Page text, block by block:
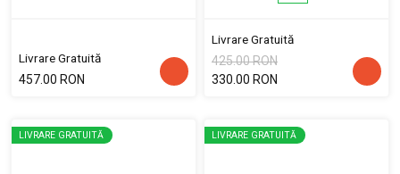
Livrare Gratuită
457.00 RON
Livrare Gratuită
425.00 RON
330.00 RON
LIVRARE GRATUITĂ LIVRARE GRATUITĂ